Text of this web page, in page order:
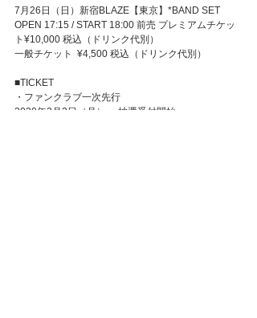
7月26日（日）新宿BLAZE【東京】*BAND SET
OPEN 17:15 / START 18:00 前売 プレミアムチケッ
ト¥10,000 税込（ドリンク代別）
一般チケット  ¥4,500 税込（ドリンク代別）
■TICKET
・ファンクラブ一次先行
2020年3月2日（月）〜 抽選受付開始